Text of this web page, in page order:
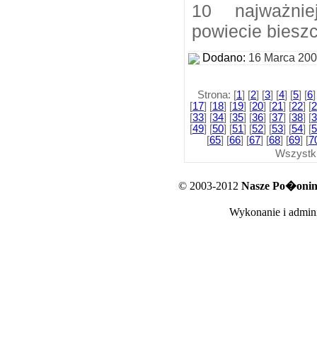
10
powiecie
Dodano: 16 Marca
Strona: [1] [2] [3] [4] [5] [6
[17] [18] [19] [20] [21] [22] [
[33] [34] [35] [36] [37] [38] [
[49] [50] [51] [52] [53] [54] [
[65] [66] [67] [68] [69] [
© 2003-2012 Nasze
Wykonanie i